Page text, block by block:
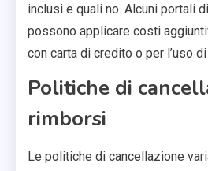
inclusi e quali no. Alcuni portali
possono applicare costi
con carta di credito o per l’uso
Politiche di
rimborsi
Le politiche di cancellazione